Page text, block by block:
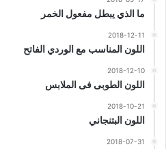
ما الذي يبطل مفعول الخمر
2018-12-11
اللون المناسب مع الوردي الفاتح
2018-12-10
اللون الطوبى فى الملابس
2018-10-21
اللون البتنجاني
2018-07-31